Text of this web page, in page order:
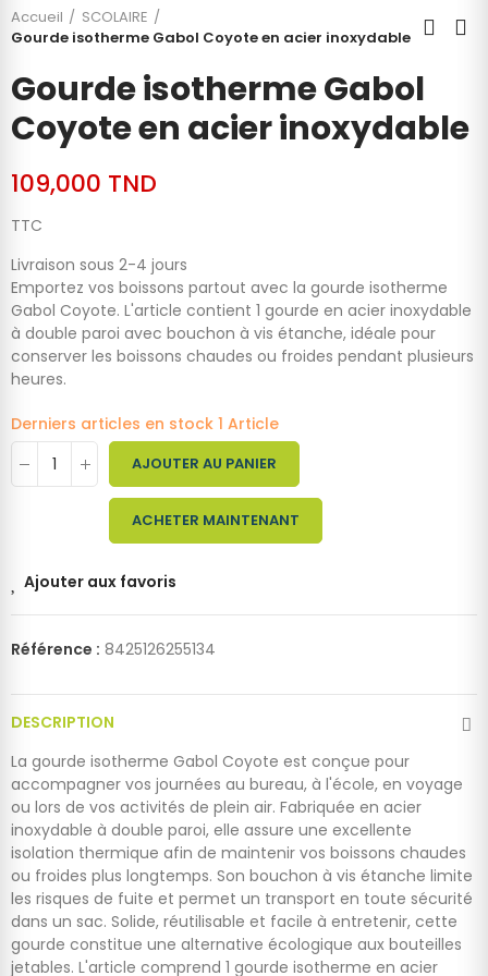
Accueil
SCOLAIRE
Gourde isotherme Gabol Coyote en acier inoxydable
Gourde isotherme Gabol
Coyote en acier inoxydable
109,000 TND
TTC
Livraison sous 2-4 jours
Emportez vos boissons partout avec la gourde isotherme
Gabol Coyote. L'article contient 1 gourde en acier inoxydable
à double paroi avec bouchon à vis étanche, idéale pour
conserver les boissons chaudes ou froides pendant plusieurs
heures.
Derniers articles en stock 1 Article
AJOUTER AU PANIER
ACHETER MAINTENANT
Ajouter aux favoris
Référence : 8425126255134
DESCRIPTION
La gourde isotherme Gabol Coyote est conçue pour
accompagner vos journées au bureau, à l'école, en voyage
ou lors de vos activités de plein air. Fabriquée en acier
inoxydable à double paroi, elle assure une excellente
isolation thermique afin de maintenir vos boissons chaudes
ou froides plus longtemps. Son bouchon à vis étanche limite
les risques de fuite et permet un transport en toute sécurité
dans un sac. Solide, réutilisable et facile à entretenir, cette
gourde constitue une alternative écologique aux bouteilles
jetables. L'article comprend 1 gourde isotherme en acier